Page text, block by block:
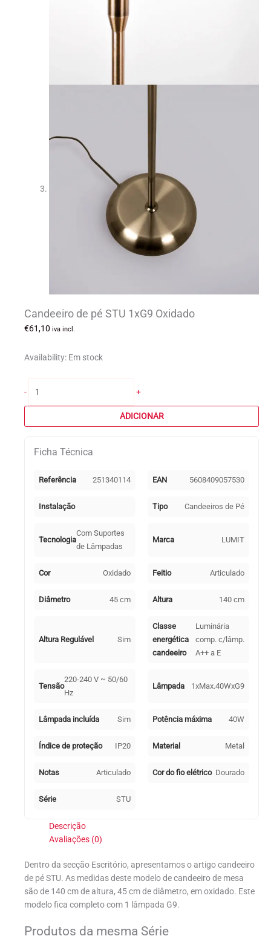
Candeeiro de pé STU 1xG9 Oxidado
€61,10 iva incl.
Availability: Em stock
-
de
STU
Oxidado
+
ADICIONAR
Ficha Técnica
Referência 251340114 EAN 5608409057530
Instalação Tipo Candeeiros de Pé
Tecnologia
Com Suportes
de Lâmpadas
Marca LUMIT
Cor Oxidado Feitio Articulado
Diâmetro 45 cm Altura 140 cm
Altura Regulável Sim
Classe
energética
candeeiro
Luminária
comp. c/lâmp.
A++ a E
Tensão
220-240 V ~ 50/60
Hz
Lâmpada 1xMax.40WxG9
Lâmpada incluída Sim Potência máxima 40W
Índice de proteção IP20 Material Metal
Notas Articulado Cor do fio elétrico Dourado
Série STU
Descrição
Avaliações (0)
Dentro da secção Escritório, apresentamos o artigo candeeiro
de pé STU. As medidas deste modelo de candeeiro de mesa
são de 140 cm de altura, 45 cm de diâmetro, em oxidado. Este
modelo fica completo com 1 lâmpada G9.
Produtos da mesma Série